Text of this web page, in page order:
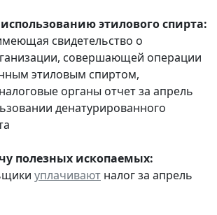
этилового спирта:
свидетельство о
совершающей операции
этиловым спиртом,
органы отчет за апрель
денатурированного
полезных ископаемых:
уплачивают налог за апрель